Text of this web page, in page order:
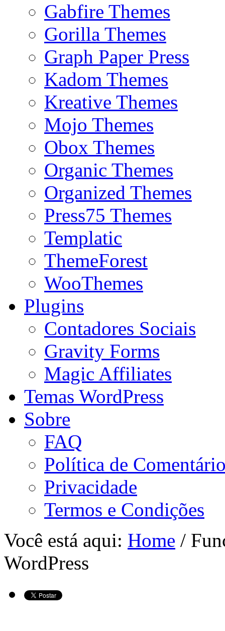
Gabfire Themes
Gorilla Themes
Graph Paper Press
Kadom Themes
Kreative Themes
Mojo Themes
Obox Themes
Organic Themes
Organized Themes
Press75 Themes
Templatic
ThemeForest
WooThemes
Plugins
Contadores Sociais
Gravity Forms
Magic Affiliates
Temas WordPress
Sobre
FAQ
Política de
Privacidade
Termos e Condições
Você está aqui: Home /
WordPress